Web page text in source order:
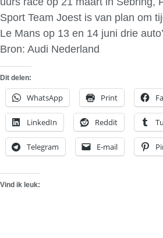
Sport Team Joest is van plan om
Le Mans op 13 en 14 juni drie
Bron: Audi Nederland
Dit delen:
WhatsApp Print
LinkedIn Reddit
Telegram E-mail
Vind ik leuk: